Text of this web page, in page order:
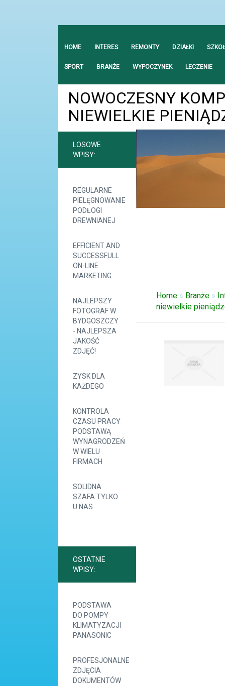
HOME INTERES REMONTY DZIAŁKI
SPORT BRANŻE WYPOCZYNEK LECZENIE
NOWOCZESNY
NIEWIELKIE
LOSOWE
WPISY:
REGULARNE
PIELĘGNOWANIE
PODŁOGI
DREWNIANEJ
EFFICIENT AND
SUCCESSFULL
ON-LINE
MARKETING
NAJLEPSZY
FOTOGRAF W
BYDGOSZCZY
- NAJLEPSZA
JAKOŚĆ
ZDJĘĆ!
ZYSK DLA
KAŻDEGO
KONTROLA
CZASU PRACY
PODSTAWĄ
WYNAGRODZEŃ
W WIELU
FIRMACH
SOLIDNA
SZAFA TYLKO
U NAS
OSTATNIE
WPISY:
PODSTAWA
DO POMPY
KLIMATYZACJI
PANASONIC
PROFESJONALNE
ZDJĘCIA
DOKUMENTÓW
Home » Branże »
niewielkie